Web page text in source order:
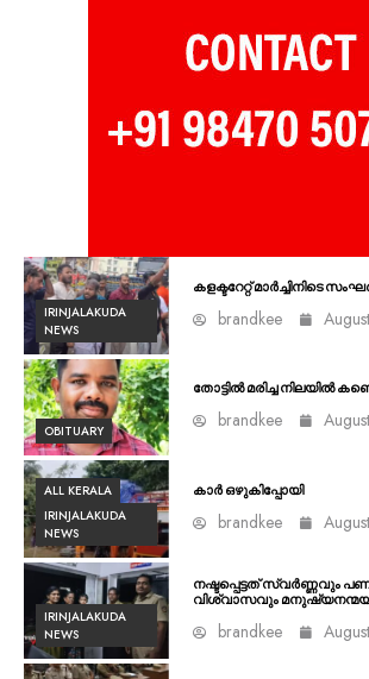
IRINJALAKUDA
NEWS
കളക്ടറേറ്റ് മാർച്ചിനിടെ
brandkee
OBITUARY
തോട്ടിൽ മരിച്ച നിലയിൽ
brandkee
ALL KERALA
IRINJALAKUDA
NEWS
കാർ ഒഴുകിപ്പോയി
brandkee
IRINJALAKUDA
NEWS
നഷ്ടപ്പെട്ടത് സ്വർണ്ണവും
വിശ്വാസവും
brandkee